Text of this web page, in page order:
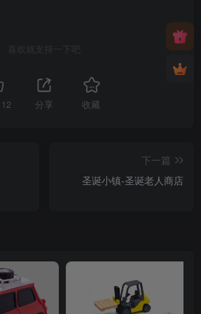
喜欢就支持一下吧
12 分享 收藏
下一篇
圣诞小镇-圣诞老人商店